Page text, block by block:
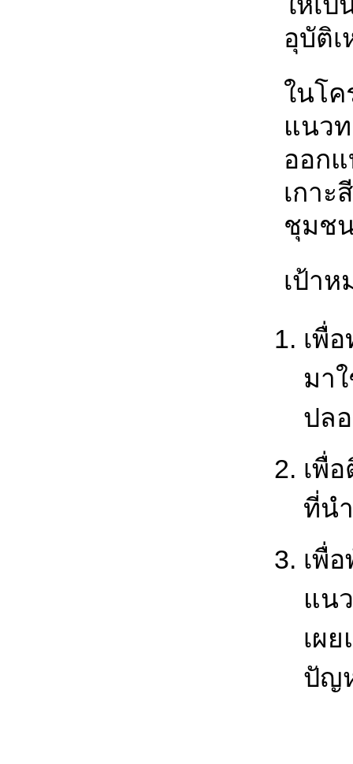
อุบัติ
ในโค
แนวท
ออก
เกาะ
ชุมช
เป้า
เพื่
มา
ปล
เพื่
ที่น
เพื่
แน
เผ
ปัญ